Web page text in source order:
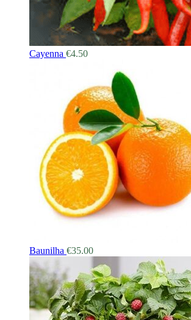
Cayenna €4.50
Baunilha €35.00